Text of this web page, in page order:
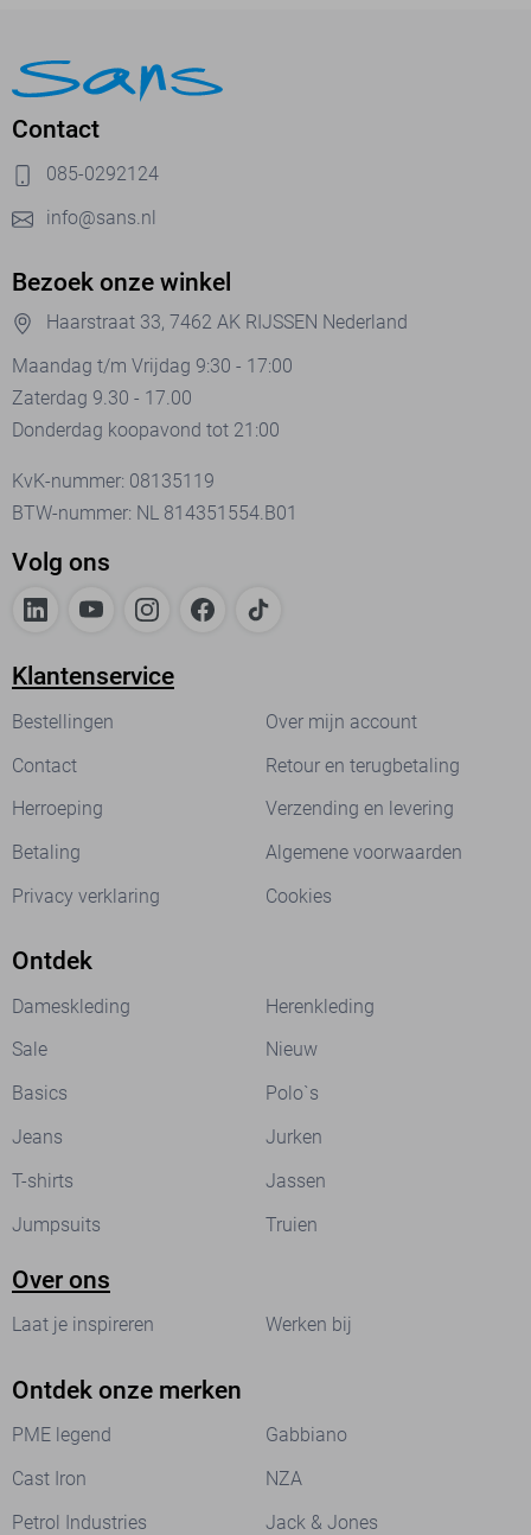
Contact
085-0292124
info@sans.nl
Bezoek onze winkel
Haarstraat 33, 7462 AK RIJSSEN Nederland
Maandag t/m Vrijdag 9:30 - 17:00
Zaterdag 9.30 - 17.00
Donderdag koopavond tot 21:00
KvK-nummer: 08135119
BTW-nummer: NL 814351554.B01
Volg ons
Klantenservice
Bestellingen
Over mijn account
Contact
Retour en terugbetaling
Herroeping
Verzending en levering
Betaling
Algemene voorwaarden
Privacy verklaring
Cookies
Ontdek
Dameskleding
Herenkleding
Sale
Nieuw
Basics
Polo`s
Jeans
Jurken
T-shirts
Jassen
Jumpsuits
Truien
Over ons
Laat je inspireren Werken bij
Ontdek onze merken
PME legend
Gabbiano
Cast Iron
NZA
Petrol Industries
Jack & Jones